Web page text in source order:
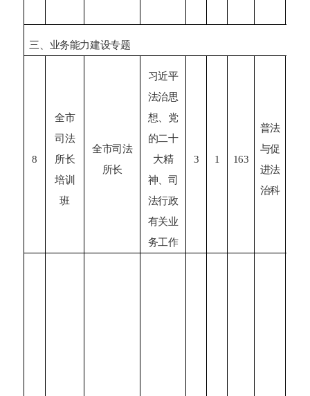
三、业务能力建设专题
8
全市
司法
所长
培训
班
全市司法
所长
习近平
法治思
想、党
的二十
大精
神、司
法行政
有关业
务工作
3 1 163
普法
与促
进法
治科